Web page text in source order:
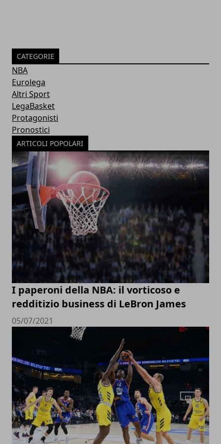
CATEGORIE
NBA
Eurolega
Altri Sport
LegaBasket
Protagonisti
Pronostici
ARTICOLI POPOLARI
I paperoni della NBA: il vorticoso e
redditizio business di LeBron James
05/07/2021